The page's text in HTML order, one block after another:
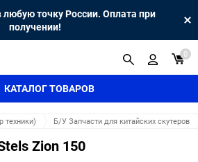
любую точку России. Оплата при
получении!
КАТАЛОГ ТОВАРОВ
0
техники) Б/У Запчасти для китайских скутеров
Zion 150